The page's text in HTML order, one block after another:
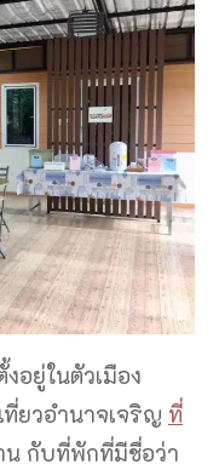
อยู่ในตัวเมือง
ยวอำนาจเจริญ ที่
น กับที่พักที่มีชื่อว่า